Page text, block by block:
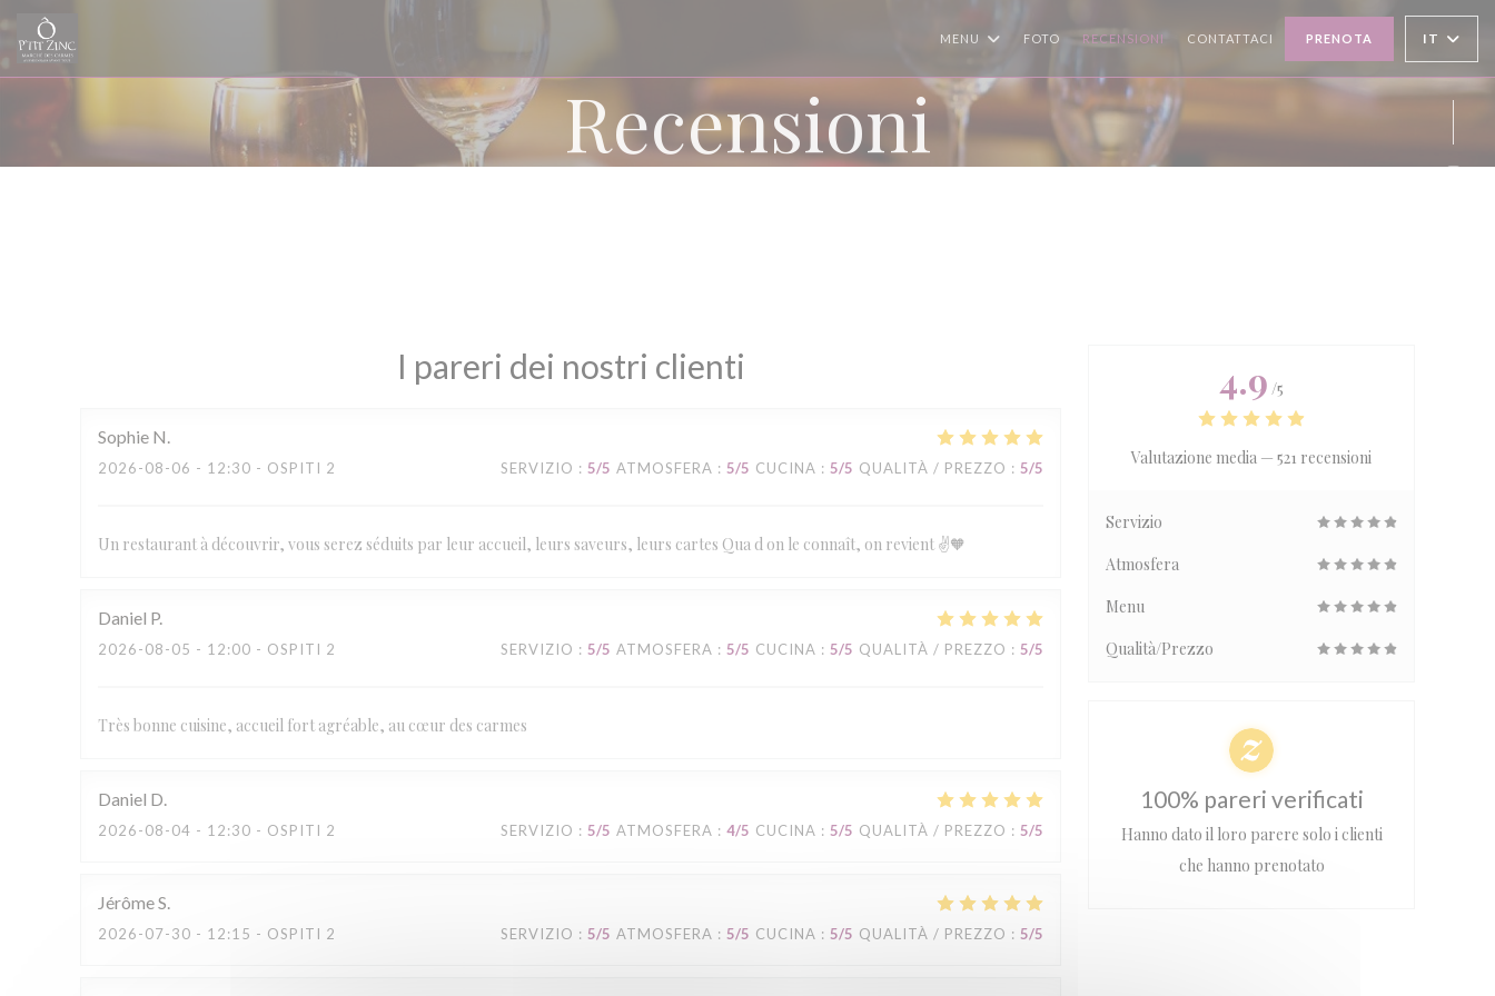
Personalizzazione delle tue scelte sui cookie
MENU FOTO RECENSIONI CONTATTACI PRENOTA IT
Recensioni
I pareri dei nostri clienti
Sophie N
2026-08-06 - 12:30 - OSPITI 2 SERVIZIO : 5/5 ATMOSFERA : 5/5 CUCINA : 5/5 QUALITÀ / PREZZO : 5/5
Un restaurant à découvrir, vous serez séduits par leur accueil, leurs saveurs, leurs cartes Qua d on le connaît, on revient ✌️🧡
Daniel P
2026-08-05 - 12:00 - OSPITI 2 SERVIZIO : 5/5 ATMOSFERA : 5/5 CUCINA : 5/5 QUALITÀ / PREZZO : 5/5
Très bonne cuisine, accueil fort agréable, au cœur des carmes
Daniel D
2026-08-04 - 12:30 - OSPITI 2 SERVIZIO : 5/5 ATMOSFERA : 4/5 CUCINA : 5/5 QUALITÀ / PREZZO : 5/5
JérômeS
2026-07-30 - 12:15 - OSPITI 2 SERVIZIO : 5/5 ATMOSFERA : 5/5 CUCINA : 5/5 QUALITÀ / PREZZO : 5/5
4.9 /5
Valutazione media — 521 recensioni
Servizio
Atmosfera
Menu
Qualità/Prezzo
100% pareri verificati
Hanno dato il loro parere solo i clienti
che hanno prenotato